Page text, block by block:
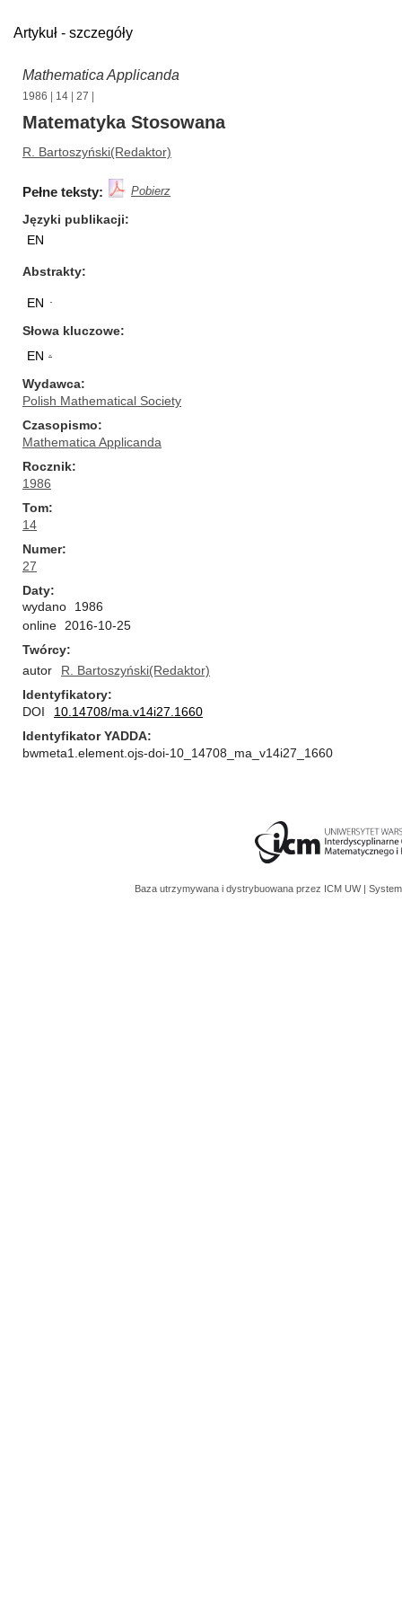
Artykuł - szczegóły
Mathematica Applicanda
1986 14 27
Matematyka Stosowana
R. Bartoszyński(Redaktor)
Pełne teksty: Pobierz
Języki publikacji
EN
Abstrakty
EN
Słowa kluczowe
EN
Wydawca
Polish Mathematical Society
Czasopismo
Mathematica Applicanda
Rocznik
1986
Tom
14
Numer
27
Daty
wydano
1986
online
2016-10-25
Twórcy
autor
R. Bartoszyński(Redaktor)
Identyfikatory
DOI
10.14708/ma.v14i27.1660
Identyfikator YADDA
bwmeta1.element.ojs-doi-10_14708_ma_v14i27_1660
Baza utrzymywana i dystrybuowana przez ICM UW |